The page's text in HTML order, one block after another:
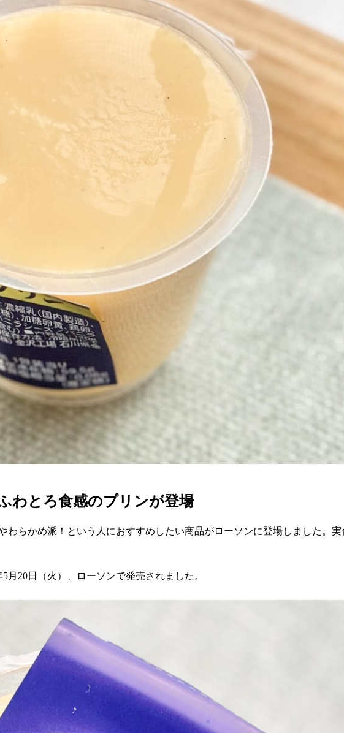
わとろ食感のプリンが登場
らかめ派！という人におすすめしたい商品がローソンに登場しました。
20日（火）、ローソンで発売されました。